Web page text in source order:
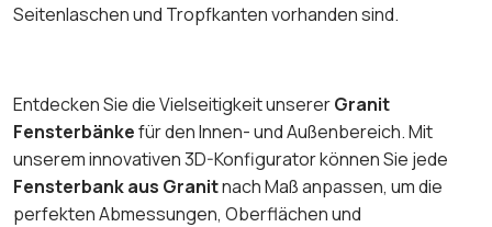
Seitenlaschen und Tropfkanten vorhanden sind.
Entdecken Sie die Vielseitigkeit unsererGranit
Fensterbänkefür den Innen- und Außenbereich. Mit
unserem innovativen 3D-Konfigurator können Sie jede
Fensterbank aus Granitnach Maß anpassen, um die
perfekten Abmessungen, Oberflächen und